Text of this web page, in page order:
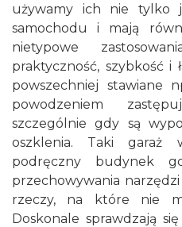
używamy ich nie tylko
samochodu i mają
nietypowe
praktyczność, szybkość i
powszechniej stawiane
powodzeniem
szczególnie gdy są
oszklenia. Taki garaż
podręczny budynek
przechowywania
rzeczy, na które nie
Doskonale sprawdzają